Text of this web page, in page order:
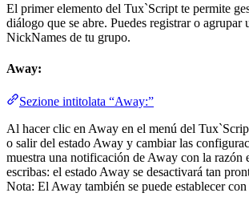
El primer elemento del Tux`Script te permite
diálogo que se abre. Puedes registrar o
NickNames de tu grupo.
Away:
Sezione intitolata “Away:”
Al hacer clic en Away en el menú del
o salir del estado Away y cambiar las
muestra una notificación de Away con la razón
escribas: el estado Away se desactivará tan
Nota: El Away también se puede establecer